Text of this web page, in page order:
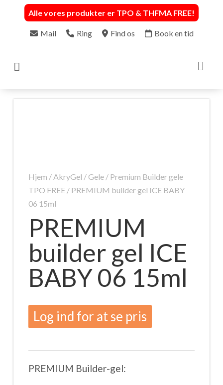
Alle vores produkter er TPO & THFMA FREE!
Mail Ring Find os Book en tid

Hjem / AkryGel / Gele/ Premium Builder gele
TPO FREE/ PREMIUM builder gel ICE BABY
06 15ml
PREMIUM
builder gel ICE
BABY 06 15ml
Log ind for at se pris
PREMIUM Builder-gel: